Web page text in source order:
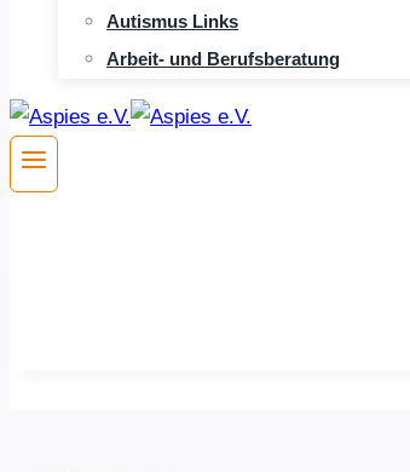
Autismus Links
Arbeit- und Berufsberatung